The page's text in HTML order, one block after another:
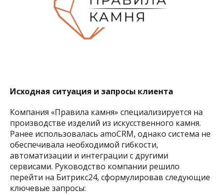
Исходная ситуация и запросы клиента
Компания «Правила камня» специализируется на
производстве изделий из искусственного камня.
Ранее использовалась amoCRM, однако система не
обеспечивала необходимой гибкости,
автоматизации и интеграции с другими
сервисами. Руководство компании решило
перейти на Битрикс24, сформулировав следующие
ключевые запросы:​